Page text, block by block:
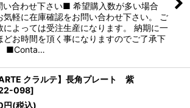
合わせ下さい■ 希望購入数が多い場合
気軽に在庫確認をお問い合わせ下さい。 ご
によっては受注生産になります。 納期に一
どお時間を頂く事になりますのでご了承下
■Conta…
クラルテ】長角プレート 紫
098]
円(税込)